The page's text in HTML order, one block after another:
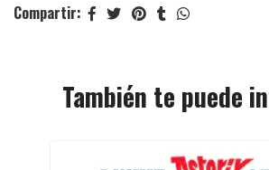
Compartir:
También te puede